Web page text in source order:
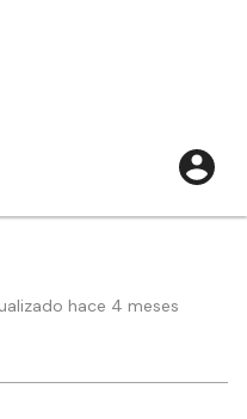
hace 4 meses